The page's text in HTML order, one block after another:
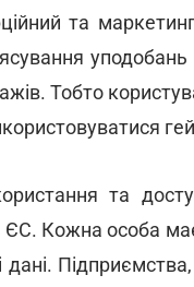
та
уподобань
Тобто
та
ЄС. Кожна особа
дані.